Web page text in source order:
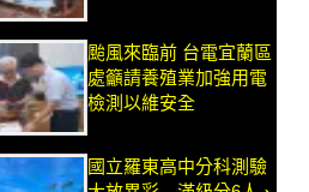
颱風來臨前 台電宜蘭區
處籲請養殖業加強用電
檢測以維安全
國立羅東高中分科測驗